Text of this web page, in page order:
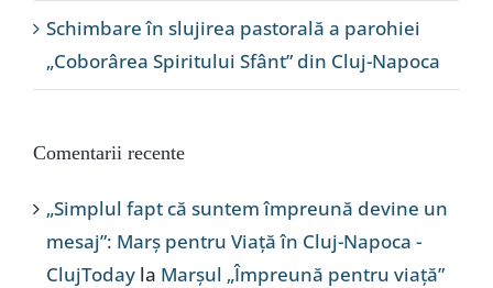
Schimbare în slujirea pastorală a parohiei
„Coborârea Spiritului Sfânt” din Cluj-Napoca
Comentarii recente
„Simplul fapt că suntem împreună devine un
mesaj”: Marș pentru Viață în Cluj-Napoca -
ClujToday la Marșul „Împreună pentru viață”